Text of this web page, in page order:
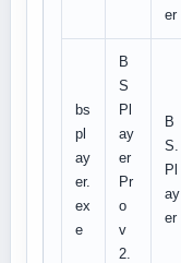
er
bs
pl
ay
er.
ex
e
B
S
Pl
ay
er
Pr
o
v
2.
B
S.
Pl
ay
er